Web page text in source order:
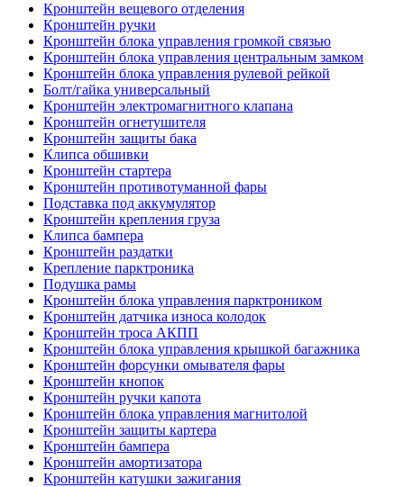
Кронштейн вещевого отделения
Кронштейн ручки
Кронштейн блока управления громкой связью
Кронштейн блока управления центральным замком
Кронштейн блока управления рулевой рейкой
Болт/гайка универсальный
Кронштейн электромагнитного клапана
Кронштейн огнетушителя
Кронштейн защиты бака
Клипса обшивки
Кронштейн стартера
Кронштейн противотуманной фары
Подставка под аккумулятор
Кронштейн крепления груза
Клипса бампера
Кронштейн раздатки
Крепление парктроника
Подушка рамы
Кронштейн блока управления парктроником
Кронштейн датчика износа колодок
Кронштейн троса АКПП
Кронштейн блока управления крышкой багажника
Кронштейн форсунки омывателя фары
Кронштейн кнопок
Кронштейн ручки капота
Кронштейн блока управления магнитолой
Кронштейн защиты картера
Кронштейн бампера
Кронштейн амортизатора
Кронштейн катушки зажигания